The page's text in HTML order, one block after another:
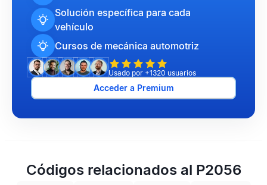
Solución específica para cada
vehículo
Cursos de mecánica automotriz
Usado por +1320 usuarios
Acceder a Premium
Códigos relacionados al P2056